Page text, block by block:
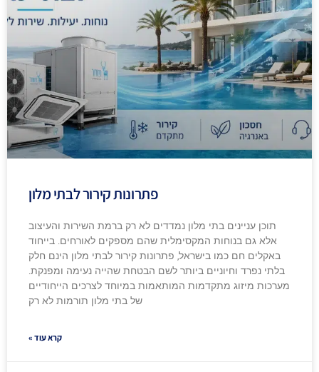
פתרונות קירור לבתי מלון
תוכן עניינים בתי מלון נמדדים לא רק ברמת השירות והעיצוב
אלא גם בנוחות המקסימלית שהם מספקים לאורחים. בייחוד
באקלים חם כמו בישראל, פתרונות קירור לבתי מלון הינם חלק
בלתי נפרד וחיוניים ביותר לשם הבטחת שהייה נעימה ומפנקת.
מערכות מיזוג מתקדמות המותאמות במיוחד לצרכים הייחודיים
של בתי מלון תורמות לא רק
קרא עוד »